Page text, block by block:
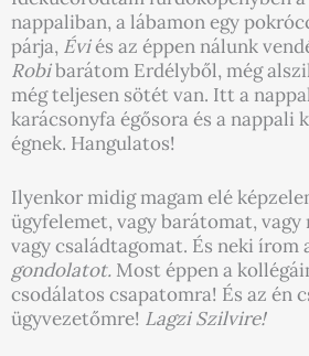
nappaliban, a lábamon egy
párja, Éviés az éppen nálunk
Robibarátom Erdélyből, még
még teljesen sötét van. Itt a
karácsonyfa égősora és a nappali
égnek. Hangulatos!
Ilyenkor midig magam elé
ügyfelemet, vagy barátomat,
vagy családtagomat. És neki írom
gondolatot. Most éppen a
csodálatos csapatomra! És az én
ügyvezetőmre! Lagzi Szilvire!